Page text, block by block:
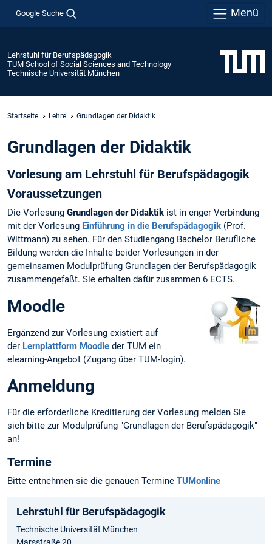
Google Suche Menü
Lehrstuhl für Berufspädagogik
TUM School of Social Sciences and Technology
Technische Universität München
Startseite Lehre Grundlagen der Didaktik
Grundlagen der Didaktik
Vorlesung am Lehrstuhl für Berufspädagogik
Voraussetzungen
Die Vorlesung Grundlagen der Didaktik ist in enger Verbindung
mit der Vorlesung Einführung in die Berufspädagogik (Prof.
Wittmann) zu sehen. Für den Studiengang Bachelor Berufliche
Bildung werden die Inhalte beider Vorlesungen in der
gemeinsamen Modulprüfung Grundlagen der Berufspädagogik
zusammengefaßt. Sie erhalten dafür zusammen 6 ECTS.
Moodle
Ergänzend zur Vorlesung existiert auf
der Lernplattform Moodle der TUM ein
elearning-Angebot (Zugang über TUM-login).
Anmeldung
Für die erforderliche Kreditierung der Vorlesung melden Sie
sich bitte zur Modulprüfung "Grundlagen der Berufspädagogik"
an!
Termine
Bitte entnehmen sie die genauen Termine TUMonline
Lehrstuhl für Berufspädagogik
Technische Universität München